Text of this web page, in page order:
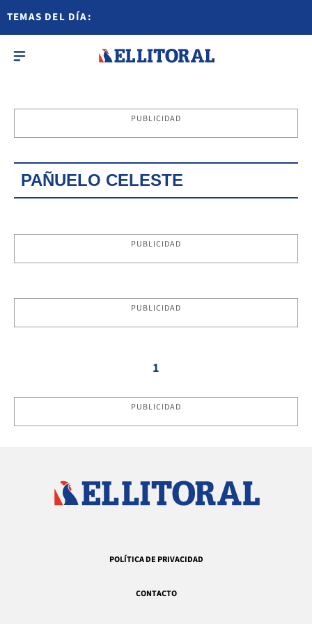
TEMAS DEL DÍA:
PUBLICIDAD
PAÑUELO CELESTE
PUBLICIDAD
PUBLICIDAD
1
PUBLICIDAD
POLÍTICA DE PRIVACIDAD
CONTACTO